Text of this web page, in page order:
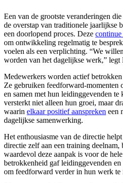
Een van de grootste veranderingen
de overstap van traditionele jaarlijkse
een doorlopend proces. Deze
om ontwikkeling regelmatig te
voelen als een verplichting. “We
worden van het dagelijkse werk,” legt
Medewerkers worden actief
Ze gebruiken feedforward-momenten
en samen met hun leidinggevenden
versterkt niet alleen hun groei, maar
waarin elkaar positief aanspreken een
dagelijkse samenwerking.
Het enthousiasme van de directie
directie zelf aan een training deelnam,
waardevol deze aanpak is voor de
betrokkenheid gaf leidinggevenden
om feedforward verder in hun werk te